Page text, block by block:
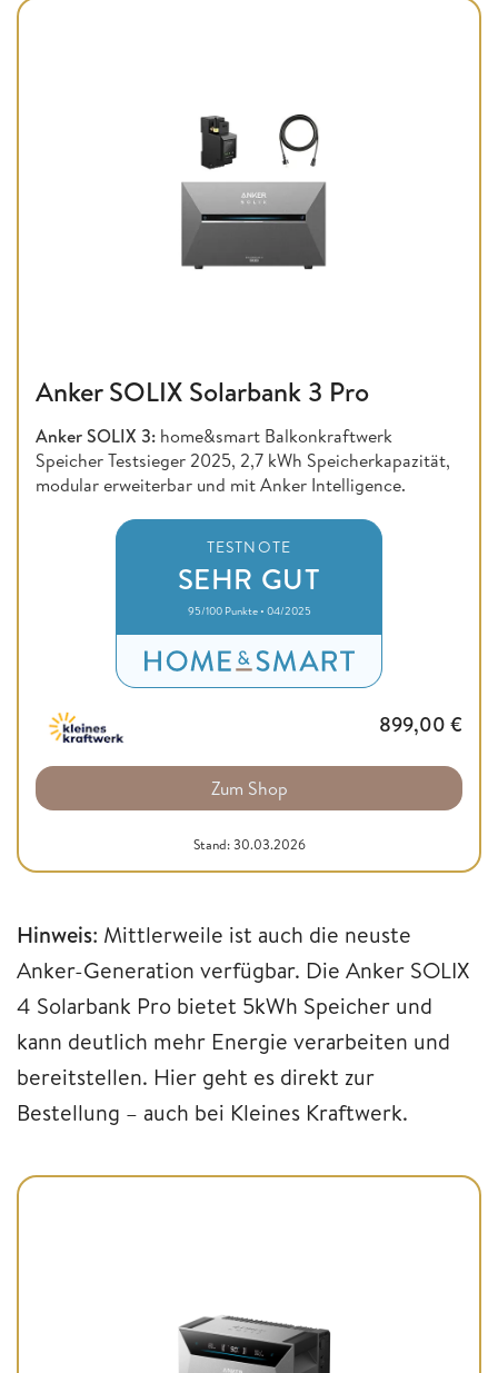
Anker SOLIX Solarbank 3 Pro
Anker SOLIX 3: home&smart Balkonkraftwerk
Speicher Testsieger 2025, 2,7 kWh Speicherkapazität,
modular erweiterbar und mit Anker Intelligence.
TESTNOTE
SEHR GUT
95/100 Punkte • 04/2025
899,00 €
Zum Shop
Stand: 30.03.2026
Hinweis: Mittlerweile ist auch die neuste
Anker-Generation verfügbar. Die Anker SOLIX
4 Solarbank Pro bietet 5kWh Speicher und
kann deutlich mehr Energie verarbeiten und
bereitstellen. Hier geht es direkt zur
Bestellung – auch bei Kleines Kraftwerk.